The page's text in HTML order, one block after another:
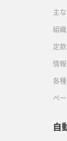
主
組織
定
情
各
ペ
自